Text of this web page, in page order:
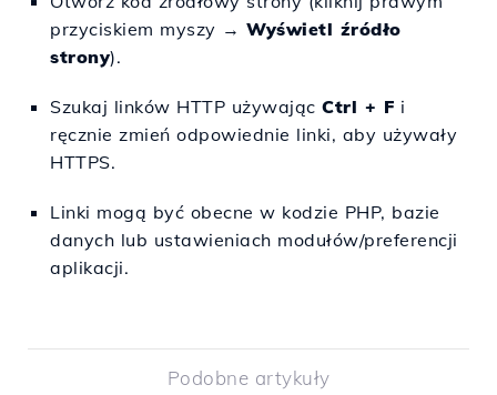
przyciskiem myszy → Wyświetl źródło
strony).
Szukaj linków HTTP używając Ctrl + F i
ręcznie zmień odpowiednie linki, aby używały
HTTPS.
Linki mogą być obecne w kodzie PHP, bazie
danych lub ustawieniach modułów/preferencji
aplikacji.
Podobne artykuły